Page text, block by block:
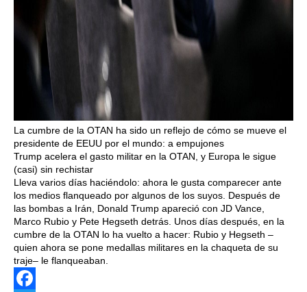
La cumbre de la OTAN ha sido un reflejo de cómo se mueve el
presidente de EEUU por el mundo: a empujones
Trump acelera el gasto militar en la OTAN, y Europa le sigue
(casi) sin rechistar
Lleva varios días haciéndolo: ahora le gusta comparecer ante
los medios flanqueado por algunos de los suyos. Después de
las bombas a Irán, Donald Trump apareció con JD Vance,
Marco Rubio y Pete Hegseth detrás. Unos días después, en la
cumbre de la OTAN lo ha vuelto a hacer: Rubio y Hegseth –
quien ahora se pone medallas militares en la chaqueta de su
traje– le flanqueaban.